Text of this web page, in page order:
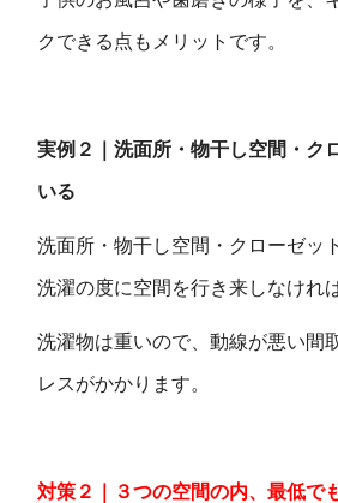
クできる点もメリットです。
実例２｜洗面所・物干し空間・ク
いる
洗面所・物干し空間・クローゼッ
洗濯の度に空間を行き来しなけれ
洗濯物は重いので、動線が悪い間
レスがかかります。
対策２｜３つの空間の内、最低で